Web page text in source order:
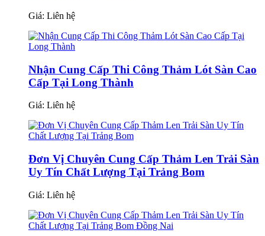
Giá: Liên hệ
Nhận Cung Cấp Thi Công Thảm Lót Sàn Cao
Cấp Tại Long Thành
Giá: Liên hệ
Đơn Vị Chuyên Cung Cấp Thảm Len Trải Sàn
Uy Tín Chất Lượng Tại Trảng Bom
Giá: Liên hệ